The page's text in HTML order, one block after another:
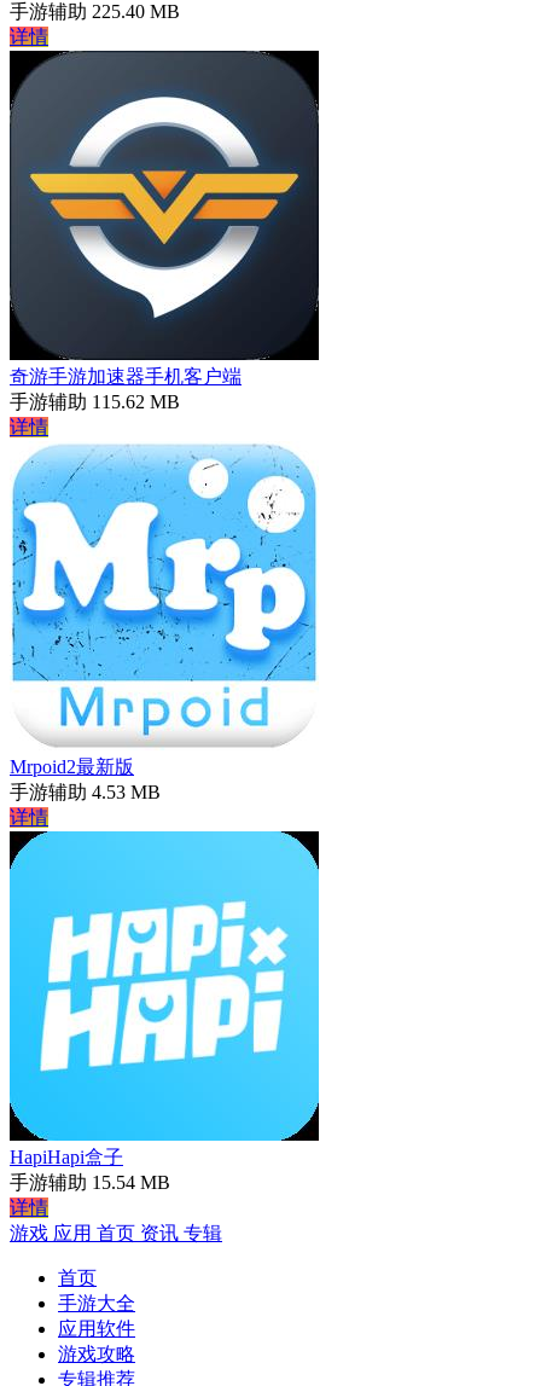
手游辅助 225.40 MB
详情
奇游手游加速器手机客户端
手游辅助 115.62 MB
详情
Mrpoid2最新版
手游辅助 4.53 MB
详情
HapiHapi盒子
手游辅助 15.54 MB
详情
游戏 应用 首页 资讯 专辑
首页
手游大全
应用软件
游戏攻略
专辑推荐